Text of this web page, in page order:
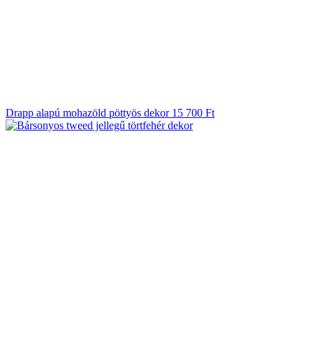
Drapp alapú mohazöld pöttyös dekor 15 700 Ft